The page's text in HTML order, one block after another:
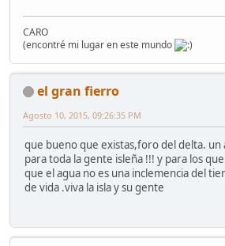
CARO
(encontré mi lugar en este mundo
el gran fierro
Agosto 10, 2015, 09:26:35 PM
que bueno que existas,foro del delta. un
para toda la gente isleña !!! y para los
que el agua no es una inclemencia del
de vida .viva la isla y su